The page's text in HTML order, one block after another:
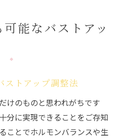
能なバストアッ
ストアップ調整法
けのものと思われがちです
分に実現できることをご存知
ことでホルモンバランスや生